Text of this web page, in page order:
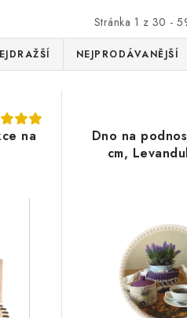
Stránka 1 z 30 -
NEJPRODÁVANĚJŠÍ
na
Dno na
cm,